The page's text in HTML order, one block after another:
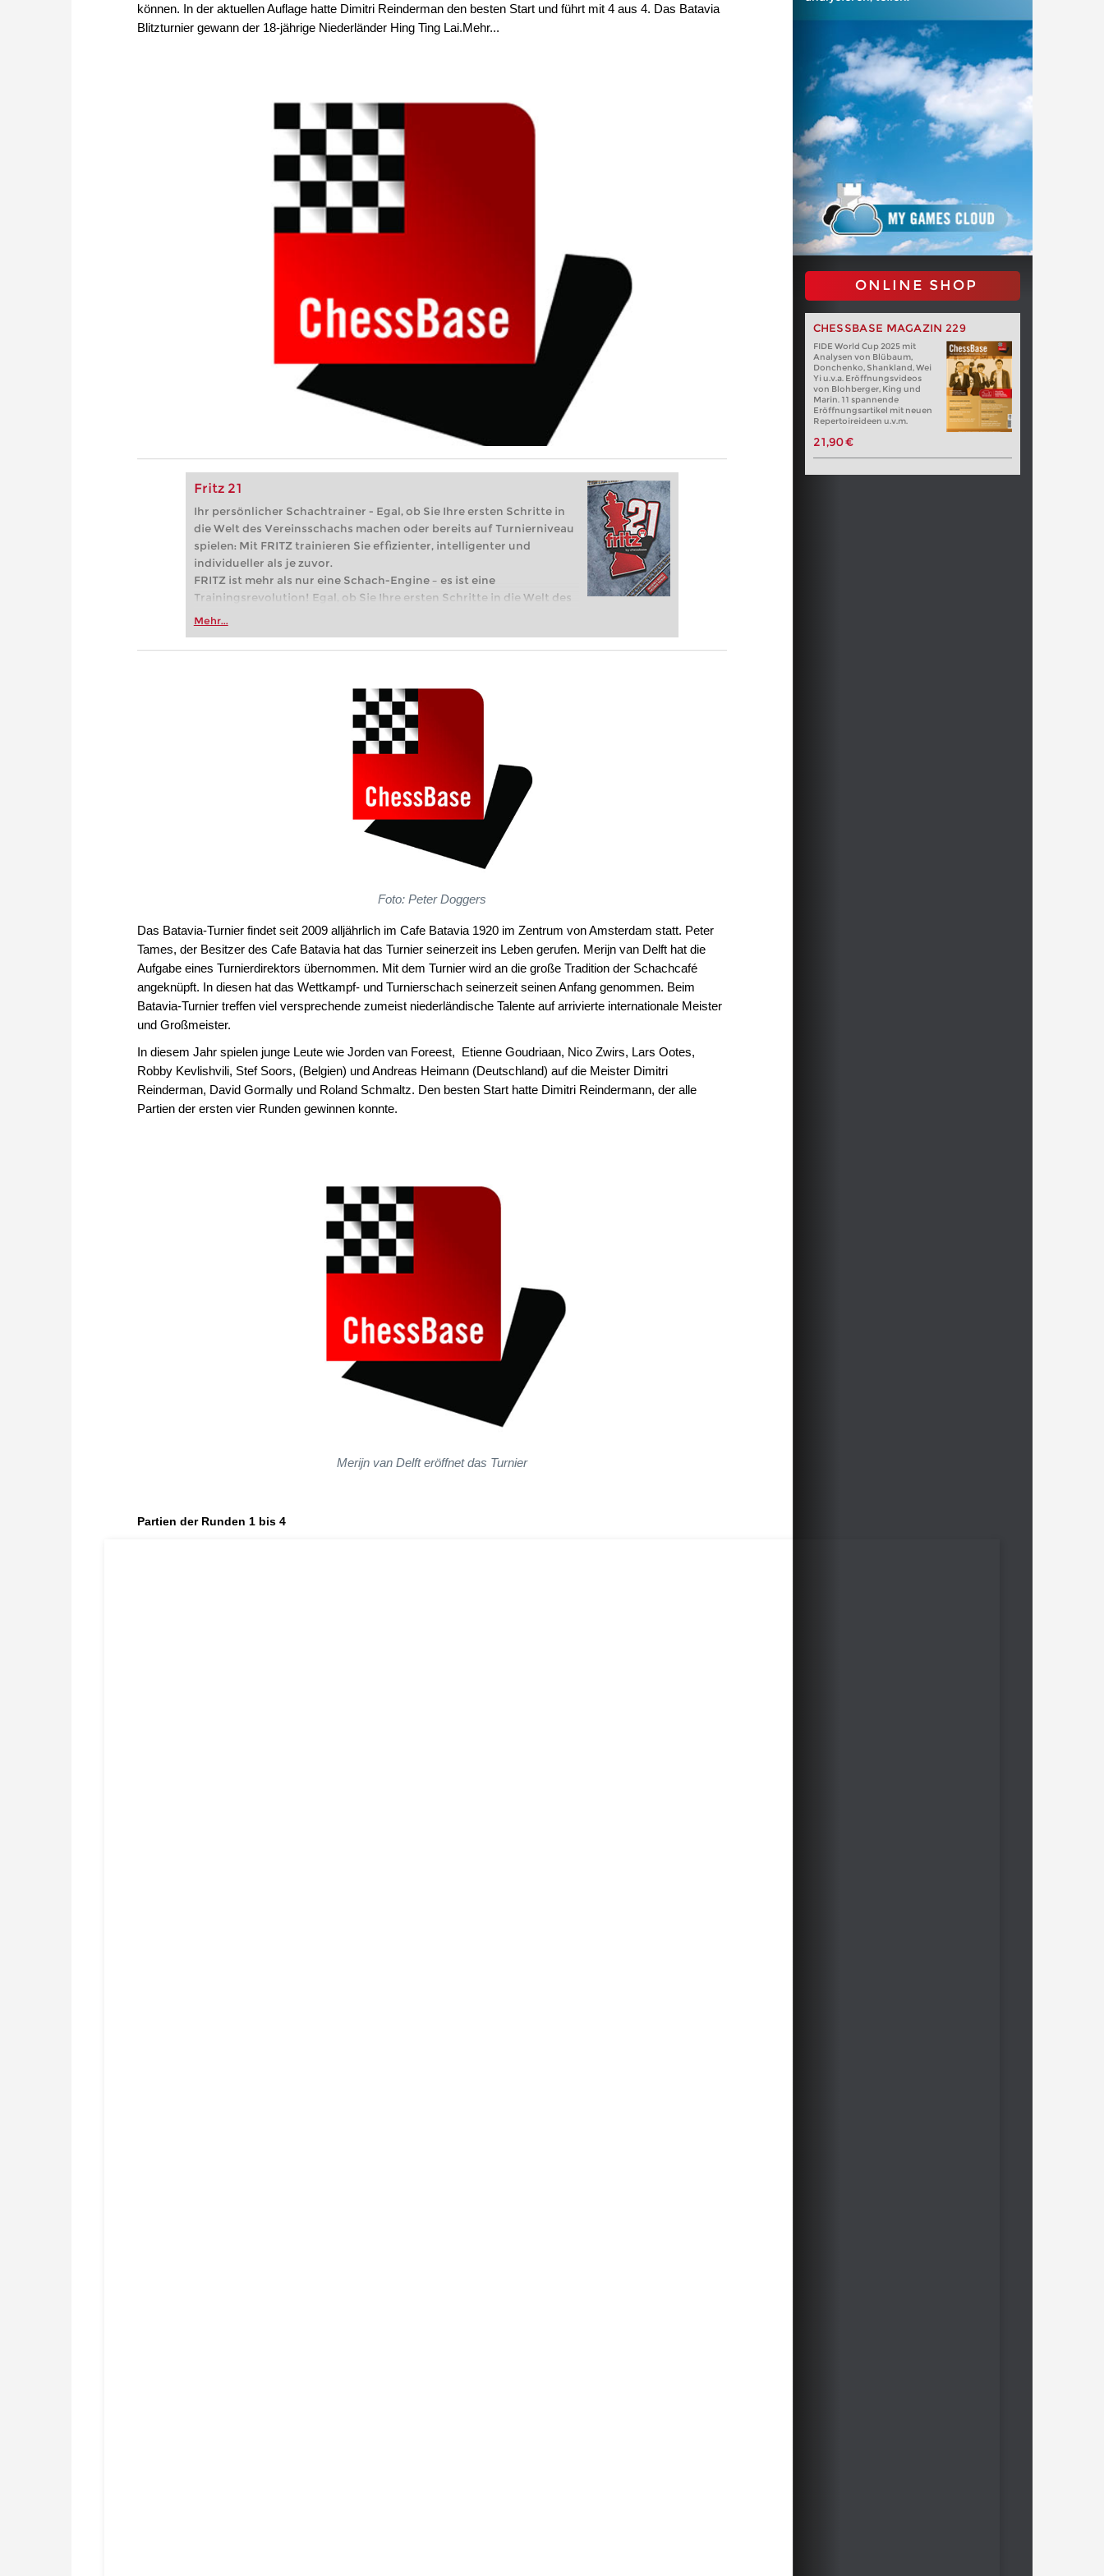
können. In der aktuellen Auflage hatte Dimitri Reinderman den besten Start und führt mit 4 aus 4. Das Batavia
Blitzturnier gewann der 18-jährige Niederländer Hing Ting Lai.Mehr...
Fritz 21
Ihr persönlicher Schachtrainer - Egal, ob Sie Ihre ersten Schritte in
die Welt des Vereinsschachs machen oder bereits auf Turnierniveau
spielen: Mit FRITZ trainieren Sie effizienter, intelligenter und
individueller als je zuvor.
FRITZ ist mehr als nur eine Schach-Engine – es ist eine
Trainingsrevolution! Egal, ob Sie Ihre ersten Schritte in die Welt des
Vereinsschachs machen oder bereits auf Turnierniveau spielen: Mit
zuvor.
Mehr...
ONLINE SHOP
CHESSBASE MAGAZIN 229
FIDE World Cup 2025 mit
Analysen von Blübaum,
Donchenko, Shankland, Wei
Yi u.v.a. Eröffnungsvideos
von Blohberger, King und
Marin. 11 spannende
Eröffnungsartikel mit neuen
Repertoireideen u.v.m.
21,90 €
Foto: Peter Doggers
Das Batavia-Turnier findet seit 2009 alljährlich im Cafe Batavia 1920 im Zentrum von Amsterdam statt. Peter
Tames, der Besitzer des Cafe Batavia hat das Turnier seinerzeit ins Leben gerufen. Merijn van Delft hat die
Aufgabe eines Turnierdirektors übernommen. Mit dem Turnier wird an die große Tradition der Schachcafé
angeknüpft. In diesen hat das Wettkampf- und Turnierschach seinerzeit seinen Anfang genommen. Beim
Batavia-Turnier treffen viel versprechende zumeist niederländische Talente auf arrivierte internationale Meister
und Großmeister.
In diesem Jahr spielen junge Leute wie Jorden van Foreest, Etienne Goudriaan, Nico Zwirs, Lars Ootes,
Robby Kevlishvili, Stef Soors, (Belgien) und Andreas Heimann (Deutschland) auf die Meister Dimitri
Reinderman, David Gormally und Roland Schmaltz. Den besten Start hatte Dimitri Reindermann, der alle
Partien der ersten vier Runden gewinnen konnte.
Merijn van Delft eröffnet das Turnier
Partien der Runden 1 bis 4